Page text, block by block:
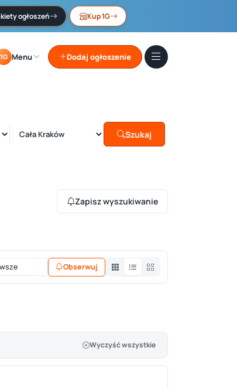
ogłoszeń Kup 1G
1G Menu Dodaj ogłoszenie
Szukaj
Zapisz wyszukiwanie
Obserwuj
Wyczyść wszystkie